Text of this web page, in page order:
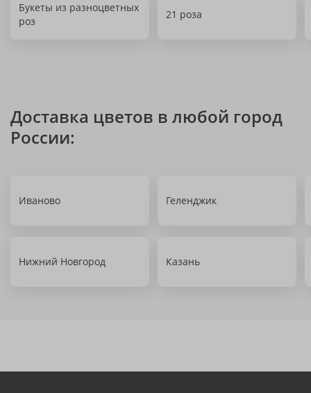
Букеты из разноцветных
роз
21 роза
Доставка цветов в любой город
России:
Иваново Геленджик
Нижний Новгород Казань